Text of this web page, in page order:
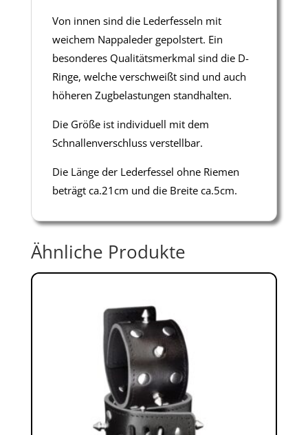
Von innen sind die Lederfesseln mit
weichem Nappaleder gepolstert. Ein
besonderes Qualitätsmerkmal sind die D-
Ringe, welche verschweißt sind und auch
höheren Zugbelastungen standhalten.
Die Größe ist individuell mit dem
Schnallenverschluss verstellbar.
Die Länge der Lederfessel ohne Riemen
beträgt ca.21cm und die Breite ca.5cm.
Ähnliche Produkte